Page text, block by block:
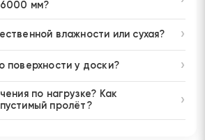
мм?
влажности или сухая?
поверхности у доски?
по нагрузке? Как
пролёт?